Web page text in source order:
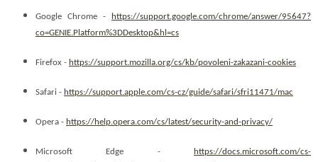
Google Chrome -
https://support.google.com/chrome/answer/95647?
co=GENIE.Platform%3DDesktop&hl=cs
Firefox - https://support.mozilla.org/cs/kb/povoleni-zakazani-cookies
Safari - https://support.apple.com/cs-cz/guide/safari/sfri11471/mac
Opera - https://help.opera.com/cs/latest/security-and-privacy/
Microsoft Edge -
https://docs.microsoft.com/cs-